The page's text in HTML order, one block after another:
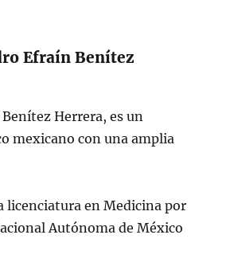
Efraín Benítez
Herrera, es un
mexicano con una amplia
licenciatura en Medicina por
Autónoma de México